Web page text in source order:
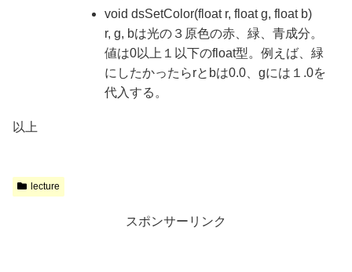
void dsSetColor(float r, float g, float b)
r, g, bは光の３原色の赤、緑、青成分。
値は0以上１以下のfloat型。例えば、緑
にしたかったらrとbは0.0、gには１.0を
代入する。
以上
lecture
スポンサーリンク